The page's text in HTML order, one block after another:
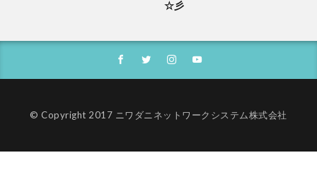
☆彡
© Copyright 2017 ニワダニネットワークシステム株式会社